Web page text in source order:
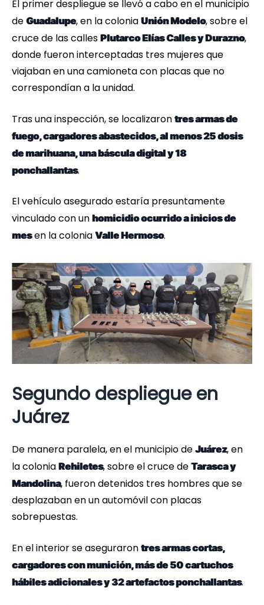
El primer despliegue se llevó a cabo en el municipio
de Guadalupe, en la colonia Unión Modelo, sobre el
cruce de las calles Plutarco Elías Calles y Durazno,
donde fueron interceptadas tres mujeres que
viajaban en una camioneta con placas que no
correspondían a la unidad.
Tras una inspección, se localizaron tres armas de
fuego, cargadores abastecidos, al menos 25 dosis
de marihuana, una báscula digital y 18
ponchallantas.
El vehículo asegurado estaría presuntamente
vinculado con un homicidio ocurrido a inicios de
mesen la colonia Valle Hermoso.
Segundo despliegue en
Juárez
De manera paralela, en el municipio de Juárez, en
la colonia Rehiletes, sobre el cruce de Tarasca y
Mandolina, fueron detenidos tres hombres que se
desplazaban en un automóvil con placas
sobrepuestas.
En el interior se aseguraron tres armas cortas,
cargadores con munición, más de 50 cartuchos
hábiles adicionales y 32 artefactos ponchallantas.